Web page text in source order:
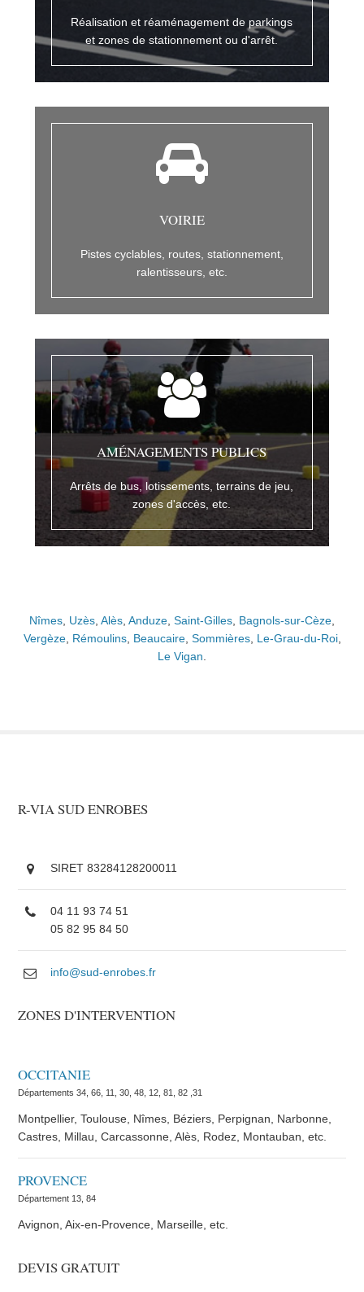
Réalisation et réaménagement de parkings
et zones de stationnement ou d'arrêt.
VOIRIE
Pistes cyclables, routes, stationnement,
ralentisseurs, etc.
AMÉNAGEMENTS PUBLICS
Arrêts de bus, lotissements, terrains de jeu,
zones d'accès, etc.
Nîmes, Uzès, Alès, Anduze, Saint-Gilles, Bagnols-sur-Cèze,
Vergèze, Rémoulins, Beaucaire, Sommières, Le-Grau-du-Roi,
Le Vigan.
R-VIA SUD ENROBES
SIRET 83284128200011
04 11 93 74 51
05 82 95 84 50
info@sud-enrobes.fr
ZONES D'INTERVENTION
OCCITANIE
Départements 34, 66, 11, 30, 48, 12, 81, 82 ,31
Montpellier, Toulouse, Nîmes, Béziers, Perpignan, Narbonne,
Castres, Millau, Carcassonne, Alès, Rodez, Montauban, etc.
PROVENCE
Département 13, 84
Avignon, Aix-en-Provence, Marseille, etc.
DEVIS GRATUIT